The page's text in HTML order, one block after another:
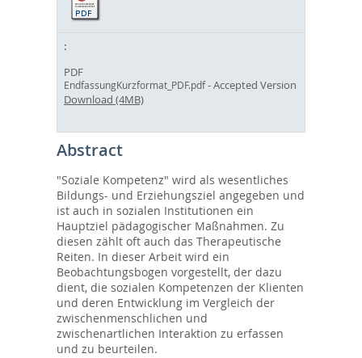
PDF
EndfassungKurzformat_PDF.pdf- Accepted Version
Download (4MB)
Abstract
"Soziale Kompetenz" wird als wesentliches
Bildungs- und Erziehungsziel angegeben und
ist auch in sozialen Institutionen ein
Hauptziel pädagogischer Maßnahmen. Zu
diesen zählt oft auch das Therapeutische
Reiten. In dieser Arbeit wird ein
Beobachtungsbogen vorgestellt, der dazu
dient, die sozialen Kompetenzen der Klienten
und deren Entwicklung im Vergleich der
zwischenmenschlichen und
zwischenartlichen Interaktion zu erfassen
und zu beurteilen.